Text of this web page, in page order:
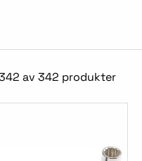
av 342 produkter